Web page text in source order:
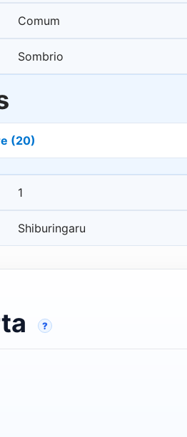
Comum
Sombrio
(20)
1
Shiburingaru
?